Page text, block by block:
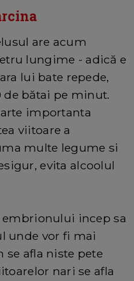
are acum
lungime - adică e
lui bate repede,
de bătai pe minut.
importanta
viitoare a
multe legume si
evita alcoolul
embrionului incep sa
unde vor fi mai
afla niste pete
nari se afla